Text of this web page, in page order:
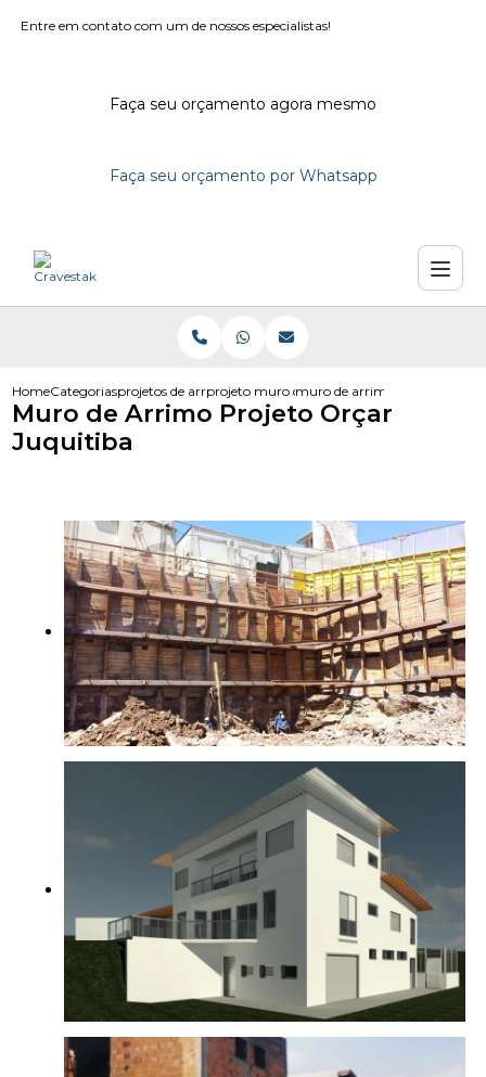
Entre em contato com um de nossos especialistas!
Faça seu orçamento agora mesmo
Faça seu orçamento por Whatsapp
HomeCategoriasprojetos de arrimoprojeto muro de arrimo bloco de concreto
muro de arrimo projeto orcar
Muro de Arrimo Projeto Orçar
Juquitiba